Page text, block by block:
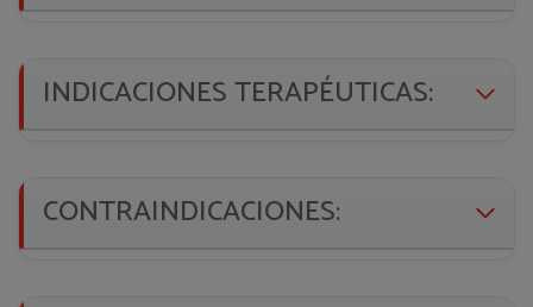
INDICACIONES TERAPÉUTICAS:
CONTRAINDICACIONES: